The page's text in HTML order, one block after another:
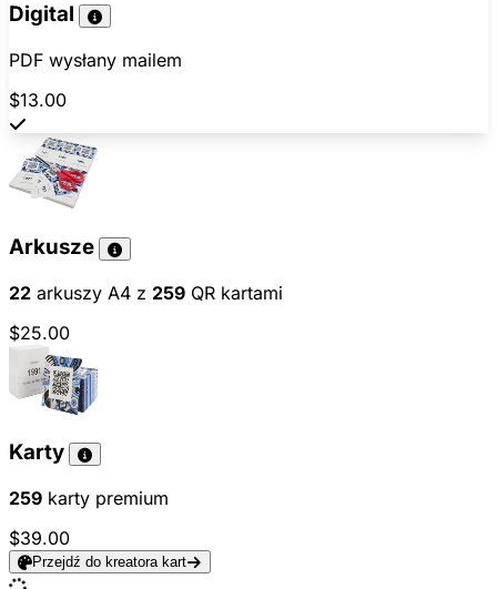
Digital
PDF wysłany mailem
$13.00
Arkusze
22 arkuszy A4 z 259 QR kartami
$25.00
Karty
259 karty premium
$39.00
Przejdź do kreatora kart